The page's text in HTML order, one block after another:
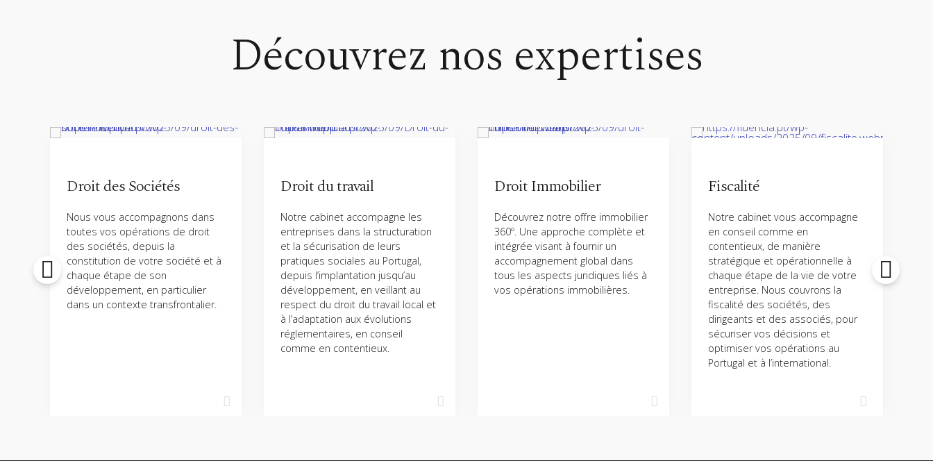
Découvrez nos expertises
Droit des Sociétés
Nous vous accompagnons dans
toutes vos opérations de droit
des sociétés, depuis la
constitution de votre société et à
chaque étape de son
développement, en particulier
dans un contexte transfrontalier.
Droit du travail
Notre cabinet accompagne les
entreprises dans la structuration
et la sécurisation de leurs
pratiques sociales au Portugal,
depuis l’implantation jusqu’au
développement, en veillant au
respect du droit du travail local et
à l’adaptation aux évolutions
réglementaires, en conseil
comme en contentieux.
Droit Immobilier
Découvrez notre offre immobilier
360º. Une approche complète et
intégrée visant à fournir un
accompagnement global dans
tous les aspects juridiques liés à
vos opérations immobilières.
Fiscalité
Notre cabinet vous accompagne
en conseil comme en
contentieux, de manière
stratégique et opérationnelle à
chaque étape de la vie de votre
entreprise. Nous couvrons la
fiscalité des sociétés, des
dirigeants et des associés, pour
sécuriser vos décisions et
optimiser vos opérations au
Portugal et à l’international.